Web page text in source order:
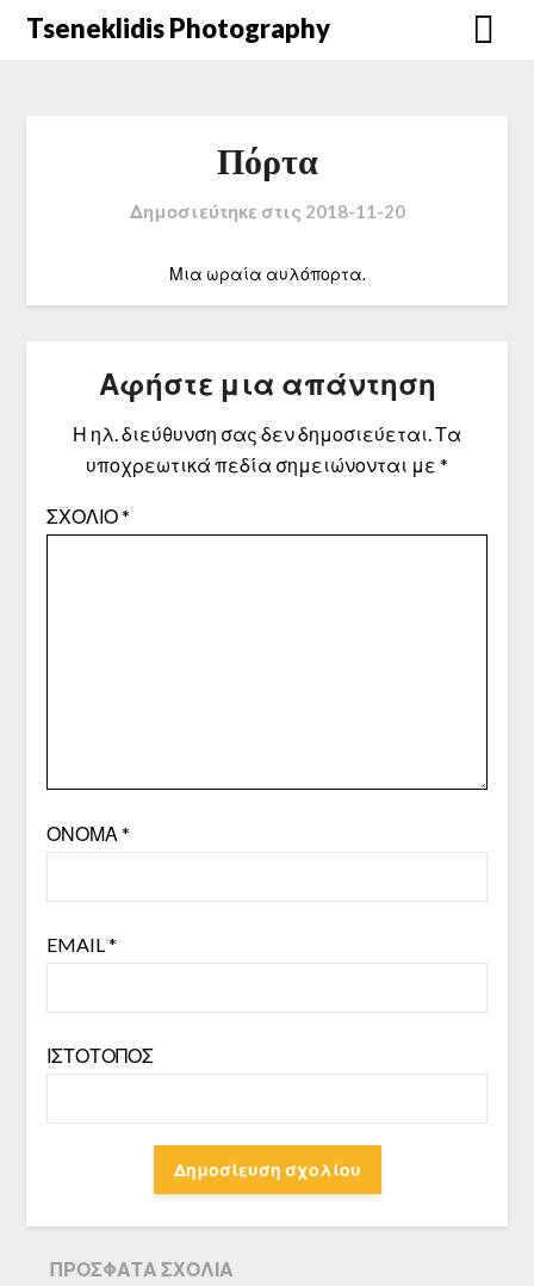
Μετάβαση
Tseneklidis Photography
Πόρτα
Δημοσιεύτηκε στις 2018-11-20
Μια ωραία αυλόπορτα.
Αφήστε μια απάντηση
Η ηλ. διεύθυνση σας δεν δημοσιεύεται.Τα
υποχρεωτικά πεδία σημειώνονται με *
ΣΧΌΛΙΟ*
ΌΝΟΜΑ *
EMAIL*
ΙΣΤΌΤΟΠΟΣ
ΠΡΌΣΦΑΤΑ ΣΧΌΛΙΑ